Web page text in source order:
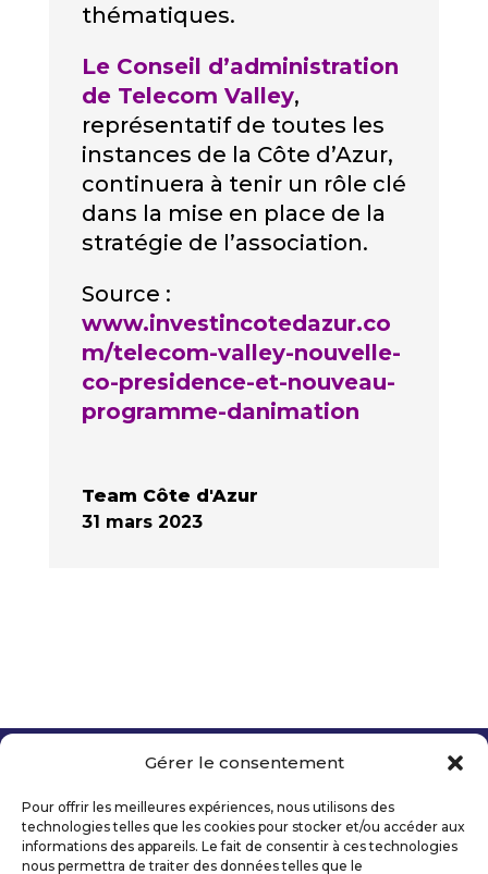
Gérer le consentement
Pour offrir les meilleures expériences, nous utilisons des
technologies telles que les cookies pour stocker et/ou accéder aux
informations des appareils. Le fait de consentir à ces technologies
nous permettra de traiter des données telles que le
thématiques.
Le Conseil d’administration
de Telecom Valley,
représentatif de toutes les
instances de la Côte d’Azur,
continuera à tenir un rôle clé
dans la mise en place de la
stratégie de l’association.
Source :
www.investincotedazur.co
m/telecom-valley-nouvelle-
co-presidence-et-nouveau-
programme-danimation
Team Côte d'Azur
31 mars 2023
Mentions légales
Politique de confidentialité